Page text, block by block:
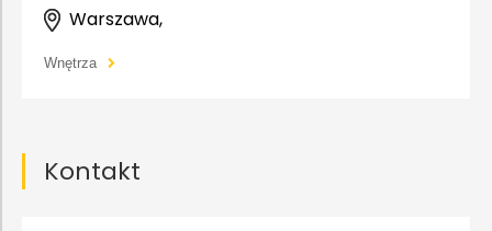
Warszawa,
Wnętrza
Kontakt